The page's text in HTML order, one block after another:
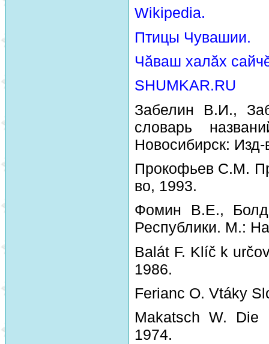
Wikipedia.
Птицы Чувашии.
Чăваш халăх
SHUMKAR.RU
Забелин В.И.,
словарь
Новосибирск:
Прокофьев С.М.
во, 1993.
Фомин В.Е., Болд
Республики. М.:
Balát F. Klíč k
1986.
Ferianc O. Vtáky
Makatsch W. Die
1974.